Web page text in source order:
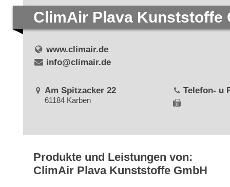
ClimAir Plava Kunststoffe
www.climair.de
info@climair.de
Am Spitzacker 22
61184 Karben
Telefon- u
Produkte und Leistungen von:
ClimAir Plava Kunststoffe GmbH